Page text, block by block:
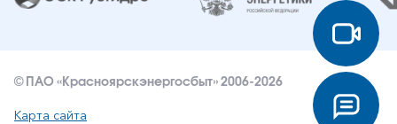
© ПАО «Красноярскэнергосбыт» 2006-2026
Карта сайта